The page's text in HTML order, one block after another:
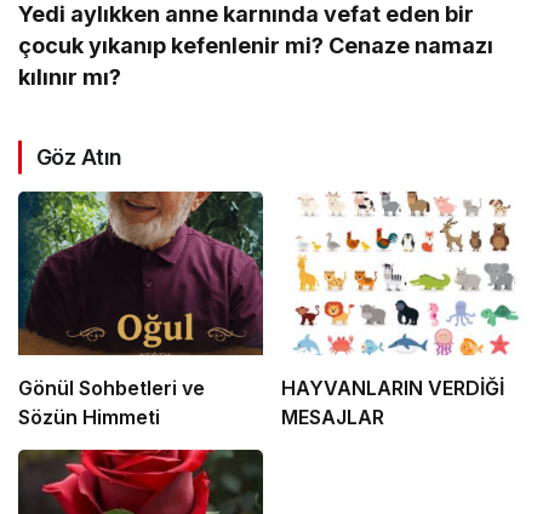
Yedi aylıkken anne karnında vefat eden bir
çocuk yıkanıp kefenlenir mi? Cenaze namazı
kılınır mı?
Göz Atın
Gönül Sohbetleri ve
Sözün Himmeti
HAYVANLARIN VERDİĞİ
MESAJLAR